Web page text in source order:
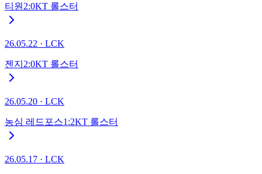
티원 2:0KT 롤스터
26.05.22 · LCK
젠지 2:0KT 롤스터
26.05.20 · LCK
농심 레드포스1 :2KT 롤스터
26.05.17 · LCK